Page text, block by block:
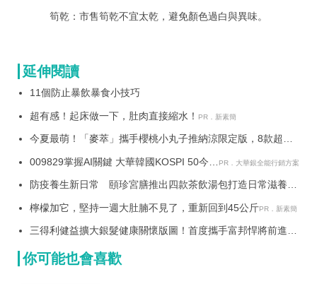
筍乾：市售筍乾不宜太乾，避免顏色過白與異味。
延伸閱讀
11個防止暴飲暴食小技巧
超有感！起床做一下，肚肉直接縮水！ PR．新素簡
今夏最萌！「麥萃」攜手櫻桃小丸子推納涼限定版，8款超萌
009829掌握AI關鍵 大華韓國KOSPI 50今強
PR．大華銀全能行銷方案
防疫養生新日常 頤珍宮膳推出四款茶飲湯包打造日常滋養習
檸檬加它，堅持一週大肚腩不見了，重新回到45公斤PR．新素簡
三得利健益擴大銀髮健康關懷版圖！首度攜手富邦悍將前進新
你可能也會喜歡